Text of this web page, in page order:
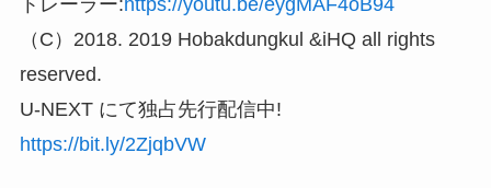
（C）2018. 2019 Hobakdungkul &iHQ all rights
reserved.
U-NEXT にて独占先行配信中!
https://bit.ly/2ZjqbVW